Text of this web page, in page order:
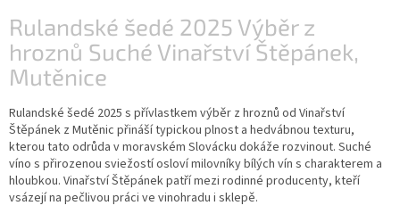
Hroznový
mošt
Naši
vinaři
Vinné
novinky
Bílé
víno
Červené
Rulandské šedé 2025 Výběr z
hroznů Suché Vinařství Štěpánek,
Mutěnice
Rulandské šedé 2025 s přívlastkem výběr z hroznů od Vinařství
Štěpánek z Mutěnic přináší typickou plnost a hedvábnou texturu,
kterou tato odrůda v moravském Slovácku dokáže rozvinout. Suché
víno s přirozenou sviežostí osloví milovníky bílých vín s charakterem a
hloubkou. Vinařství Štěpánek patří mezi rodinné producenty, kteří
vsázejí na pečlivou práci ve vinohradu i sklepě.